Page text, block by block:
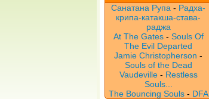
Санатана Рупа - Радха-
крипа-катакша-става-
раджа
At The Gates- Souls Of
The Evil Departed
Jamie Christopherson -
Souls of the Dead
Vaudeville - Restless
Souls...
The Bouncing Souls- DFA